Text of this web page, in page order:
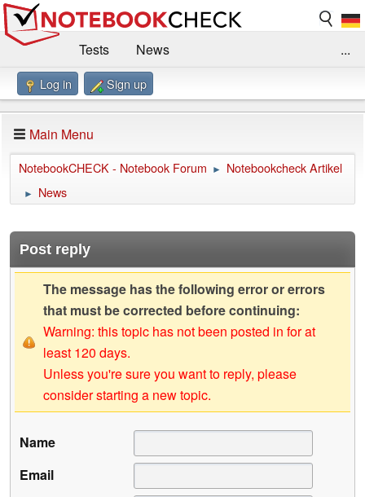
Tests
News
Benchmarks / Technik
Forum
Impressum
...
Log in Sign up
Main Menu
NotebookCHECK - Notebook Forum ► Notebookcheck Artikel
► News
Post reply
The message has the following error or errors
that must be corrected before continuing:
Warning: this topic has not been posted in for at
least 120 days.
Unless you're sure you want to reply, please
consider starting a new topic.
Name
Email